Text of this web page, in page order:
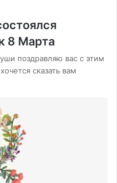
8 Марта
поздравляю вас с этим
сказать вам